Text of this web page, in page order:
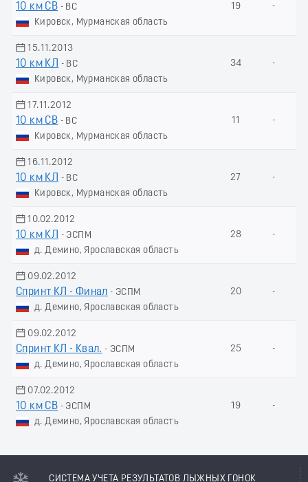
10 км СВ - ВС
Кировск, Мурманская область
19 -
15.11.2013
10 км КЛ
- ВС
Кировск, Мурманская область
34 -
17.11.2012
10 км СВ - ВС
Кировск, Мурманская область
11 -
16.11.2012
10 км КЛ
- ВС
Кировск, Мурманская область
27 -
10.02.2012
10 км КЛ
- ЭСПМ
д. Демино, Ярославская область
28 -
09.02.2012
Спринт КЛ - Финал - ЭСПМ
д. Демино, Ярославская область
20 -
09.02.2012
Спринт КЛ - Квал. - ЭСПМ
д. Демино, Ярославская область
25 -
07.02.2012
10 км СВ - ЭСПМ
д. Демино, Ярославская область
19 -
СИСТЕМА УЧЕТА РЕЗУЛЬТАТОВ ЛЫЖНЫХ ГОНОК